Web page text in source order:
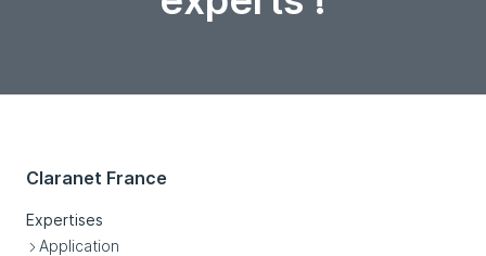
Claranet France
Expertises
Application